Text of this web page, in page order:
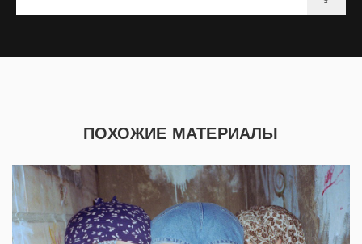
ПОХОЖИЕ МАТЕРИАЛЫ